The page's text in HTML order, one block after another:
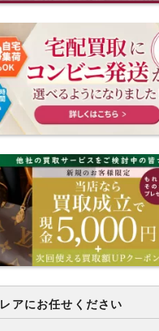
アにお任せください